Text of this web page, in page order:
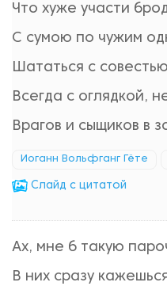
Что хуже участи
С сумою по чужим
Шататься с
Всегда с оглядкой,
Врагов и сыщиков в
Иоганн Вольфганг Гёте
Cлайд с цитатой
Ах, мне б такую
В них сразу